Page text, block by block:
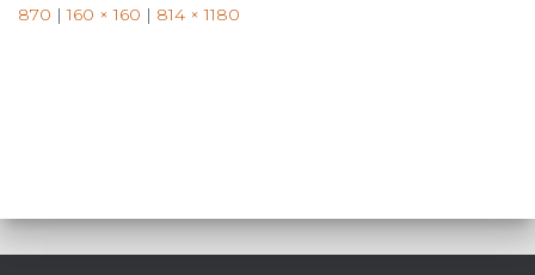
870 | 160 × 160 | 814 × 1180